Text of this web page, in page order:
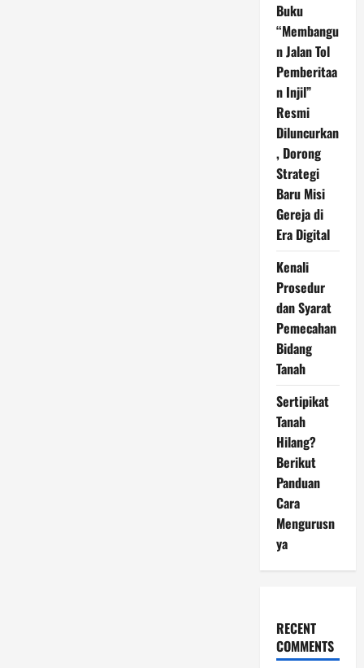
Buku
“Membangu
n Jalan Tol
Pemberitaa
n Injil”
Resmi
Diluncurkan
, Dorong
Strategi
Baru Misi
Gereja di
Era Digital
Kenali
Prosedur
dan Syarat
Pemecahan
Bidang
Tanah
Sertipikat
Tanah
Hilang?
Berikut
Panduan
Cara
Mengurusn
ya
RECENT
COMMENTS